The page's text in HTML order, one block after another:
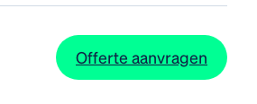
Offerte aanvragen